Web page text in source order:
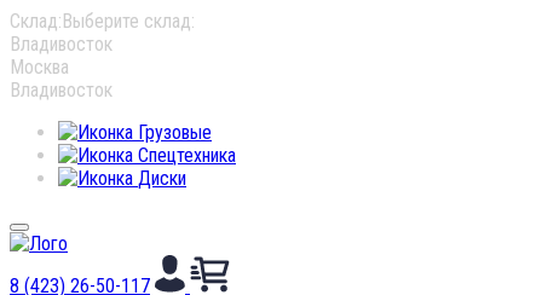
Cклад:Выберите склад:
Владивосток
Москва
Владивосток
Грузовые
Спецтехника
Диски
8 (423) 26-50-117